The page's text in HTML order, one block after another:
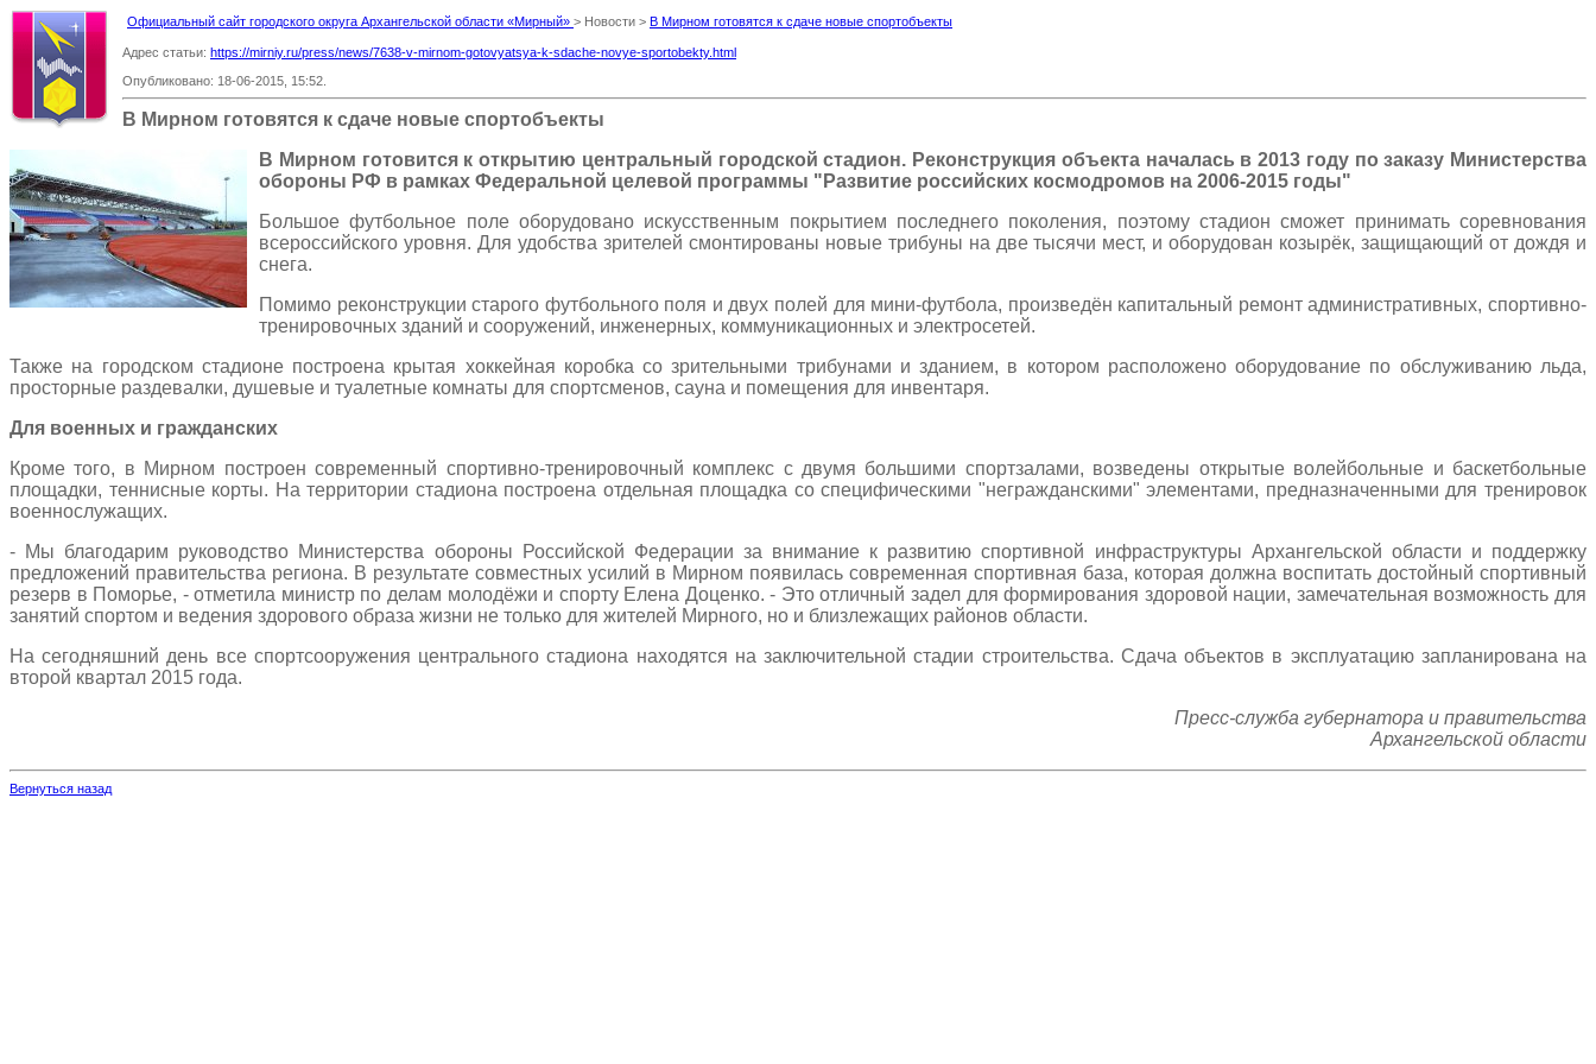
Официальный сайт городского округа Архангельской области «Мирный» > Новости > В Мирном готовятся к сдаче новые спортобъекты
Адрес статьи: https://mirniy.ru/press/news/7638-v-mirnom-gotovyatsya-k-sdache-novye-sportobekty.html
Опубликовано: 18-06-2015, 15:52.
В Мирном готовятся к сдаче новые спортобъекты
В Мирном готовится к открытию центральный городской стадион. Реконструкция объекта началась в 2013 году по заказу Министерства
обороны РФ в рамках Федеральной целевой программы "Развитие российских космодромов на 2006-2015 годы"
Большое футбольное поле оборудовано искусственным покрытием последнего поколения, поэтому стадион сможет принимать соревнования
всероссийского уровня. Для удобства зрителей смонтированы новые трибуны на две тысячи мест, и оборудован козырёк, защищающий от дождя и
снега.
Помимо реконструкции старого футбольного поля и двух полей для мини-футбола, произведён капитальный ремонт административных, спортивно-
тренировочных зданий и сооружений, инженерных, коммуникационных и электросетей.
Также на городском стадионе построена крытая хоккейная коробка со зрительными трибунами и зданием, в котором расположено оборудование по обслуживанию льда,
просторные раздевалки, душевые и туалетные комнаты для спортсменов, сауна и помещения для инвентаря.
Для военных и гражданских
Кроме того, в Мирном построен современный спортивно-тренировочный комплекс с двумя большими спортзалами, возведены открытые волейбольные и баскетбольные
площадки, теннисные корты. На территории стадиона построена отдельная площадка со специфическими "негражданскими" элементами, предназначенными для тренировок
военнослужащих.
- Мы благодарим руководство Министерства обороны Российской Федерации за внимание к развитию спортивной инфраструктуры Архангельской области и поддержку
предложений правительства региона. В результате совместных усилий в Мирном появилась современная спортивная база, которая должна воспитать достойный спортивный
резерв в Поморье, - отметила министр по делам молодёжи и спорту Елена Доценко. - Это отличный задел для формирования здоровой нации, замечательная возможность для
занятий спортом и ведения здорового образа жизни не только для жителей Мирного, но и близлежащих районов области.
На сегодняшний день все спортсооружения центрального стадиона находятся на заключительной стадии строительства. Сдача объектов в эксплуатацию запланирована на
второй квартал 2015 года.
Пресс-служба губернатора и правительства
Архангельской области
Вернуться назад